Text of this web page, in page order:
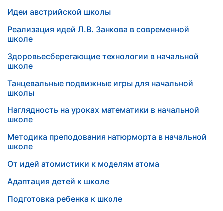
Идеи австрийской школы
Реализация идей Л.В. Занкова в современной
школе
Здоровьесберегающие технологии в начальной
школе
Танцевальные подвижные игры для начальной
школы
Наглядность на уроках математики в начальной
школе
Методика преподования натюрморта в начальной
школе
От идей атомистики к моделям атома
Адаптация детей к школе
Подготовка ребенка к школе